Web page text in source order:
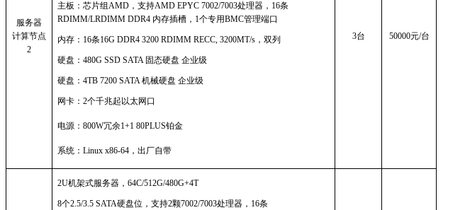
服务器
计算节点
2
主板：芯片组AMD，支持AMD EPYC 7002/7003处理器，16条
RDIMM/LRDIMM DDR4 内存插槽，1个专用BMC管理端口
内存： 16条16G DDR4 3200 RDIMM RECC, 3200MT/s，双列
硬盘： 480G SSD SATA 固态硬盘 企业级
硬盘： 4TB 7200 SATA 机械硬盘 企业级
网卡： 2个千兆起以太网口
电源： 800W冗余1+1 80PLUS铂金
系统： Linux x86-64，出厂自带
3台 50000元/台
2U机架式服务器，64C/512G/480G+4T
8个2.5/3.5 SATA硬盘位，支持2颗7002/7003处理器，16条